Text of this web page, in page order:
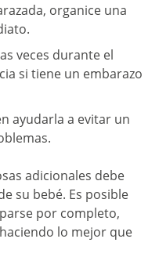
organice una
veces durante el
si tiene un embarazo
ayudarla a evitar un
adicionales debe
su bebé. Es posible
por completo,
lo mejor que